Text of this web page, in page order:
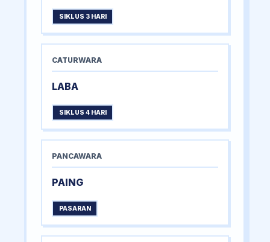
SIKLUS 3 HARI
CATURWARA
LABA
SIKLUS 4 HARI
PANCAWARA
PAING
PASARAN